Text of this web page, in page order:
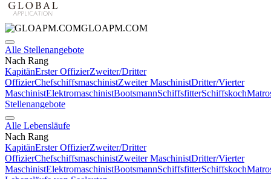
GLOAPM.COM
Alle Stellenangebote
Nach Rang
KapitänErster OffizierZweiter/Dritter
OffizierChefschiffsmaschinistZweiter MaschinistDritter/Vierter
MaschinistElektromaschinistBootsmannSchiffsfitterSchiffskoch
Stellenangebote
Alle Lebensläufe
Nach Rang
KapitänErster OffizierZweiter/Dritter
OffizierChefschiffsmaschinistZweiter MaschinistDritter/Vierter
MaschinistElektromaschinistBootsmannSchiffsfitterSchiffskoch